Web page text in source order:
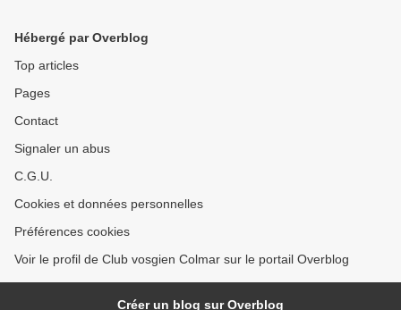
Hébergé par Overblog
Top articles
Pages
Contact
Signaler un abus
C.G.U.
Cookies et données personnelles
Préférences cookies
Voir le profil de Club vosgien Colmar sur le portail Overblog
Créer un blog sur Overblog